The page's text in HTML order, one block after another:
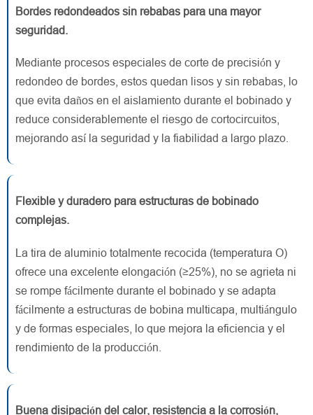
Bordes redondeados sin rebabas para una mayor
seguridad.
Mediante procesos especiales de corte de precisión y
redondeo de bordes, estos quedan lisos y sin rebabas, lo
que evita daños en el aislamiento durante el bobinado y
reduce considerablemente el riesgo de cortocircuitos,
mejorando así la seguridad y la fiabilidad a largo plazo.
Flexible y duradero para estructuras de bobinado
complejas.
La tira de aluminio totalmente recocida (temperatura O)
ofrece una excelente elongación (≥25%), no se agrieta ni
se rompe fácilmente durante el bobinado y se adapta
fácilmente a estructuras de bobina multicapa, multiángulo
y de formas especiales, lo que mejora la eficiencia y el
rendimiento de la producción.
Buena disipación del calor, resistencia a la corrosión,